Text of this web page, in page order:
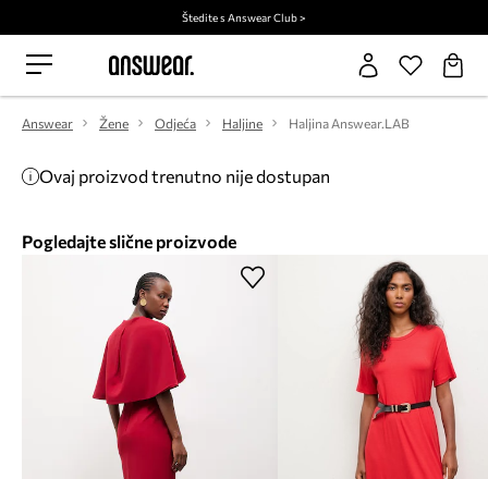
Štedite s Answear Club >
Answear Žene Odjeća Haljine Haljina Answear.LAB
Ovaj proizvod trenutno nije dostupan
Pogledajte slične proizvode